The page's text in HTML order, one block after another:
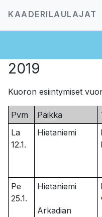
KAADERILAULAJAT
2019
Kuoron esiintymiset
Pvm Paikka
La
12.1.
Hietaniemi
Pe
25.1.
Hietaniemi
Arkadian